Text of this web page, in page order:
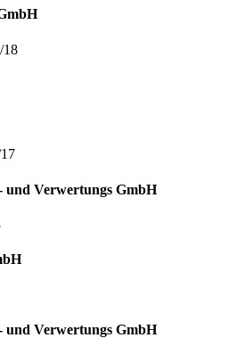
18
Verwertungs GmbH
Verwertungs GmbH